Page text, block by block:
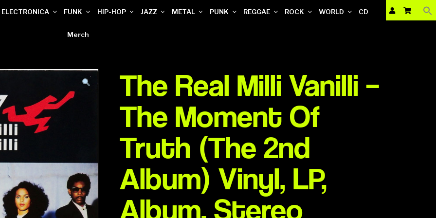
ELECTRONICA FUNK HIP-HOP JAZZ METAL PUNK REGGAE ROCK WORLD CD
Merch
The Real Milli Vanilli –
The Moment Of
Truth (The 2nd
Album) Vinyl, LP,
Album, Stereo